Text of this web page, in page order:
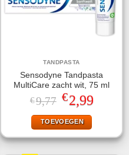
TANDPASTA
Sensodyne Tandpasta
MultiCare zacht wit, 75 ml
€9,77 Oorspronkelijke
prijs
was:
€9,77.
€2,99Huidige
prijs
is:
TOEVOEGEN